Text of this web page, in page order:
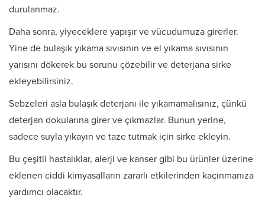
durulanmaz.
Daha sonra, yiyeceklere yapışır ve vücudumuza girerler.
Yine de bulaşık yıkama sıvısının ve el yıkama sıvısının
yarısını dökerek bu sorunu çözebilir ve deterjana sirke
ekleyebilirsiniz.
Sebzeleri asla bulaşık deterjanı ile yıkamamalısınız, çünkü
deterjan dokularına girer ve çıkmazlar. Bunun yerine,
sadece suyla yıkayın ve taze tutmak için sirke ekleyin.
Bu çeşitli hastalıklar, alerji ve kanser gibi bu ürünler üzerine
eklenen ciddi kimyasalların zararlı etkilerinden kaçınmanıza
yardımcı olacaktır.